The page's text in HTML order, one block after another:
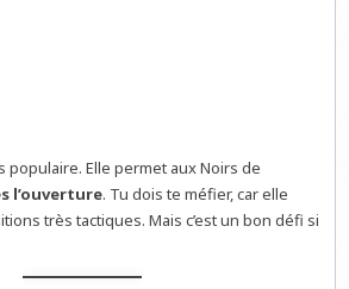
populaire. Elle permet aux Noirs de
l’ouverture. Tu dois te méfier, car elle
très tactiques. Mais c’est un bon défi si